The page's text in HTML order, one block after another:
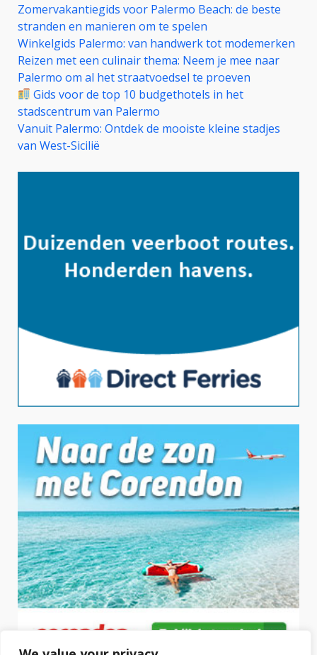
Zomervakantiegids voor Palermo Beach: de beste
stranden en manieren om te spelen
Winkelgids Palermo: van handwerk tot modemerken
Reizen met een culinair thema: Neem je mee naar
Palermo om al het straatvoedsel te proeven
Gids voor de top 10 budgethotels in het
stadscentrum van Palermo
Vanuit Palermo: Ontdek de mooiste kleine stadjes
van West-Sicilië